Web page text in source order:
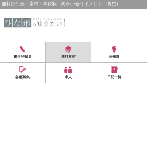
無料ひな形・素材：年賀状 向かい合うイノシシ（青空）
雛形登録者 無料素材 豆知識
各種募集 求人 日記一覧